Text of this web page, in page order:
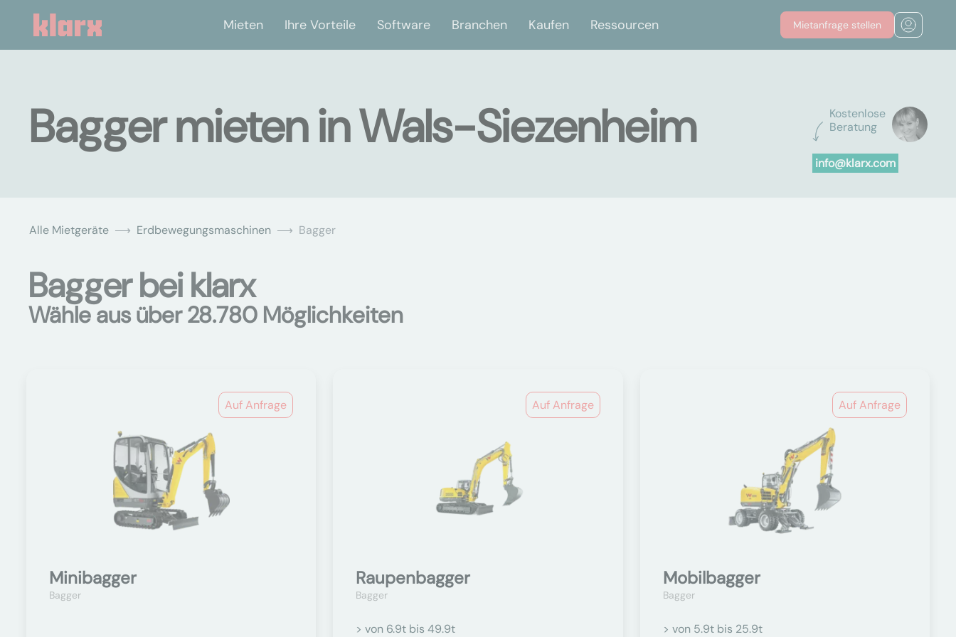
Mieten Ihre Vorteile Software Branchen Kaufen Ressourcen Mietanfrage stellen
Kostenlose
Beratung
info@klarx.com
Bagger mieten in Wals-Siezenheim
Alle Mietgeräte Erdbewegungsmaschinen Bagger
Bagger bei klarx
Wähle aus über 28.780 Möglichkeiten
Auf Anfrage
Minibagger
Bagger
Auf Anfrage
Raupenbagger
Bagger
> von 6.9t bis 49.9t
Auf Anfrage
Mobilbagger
Bagger
> von 5.9t bis 25.9t